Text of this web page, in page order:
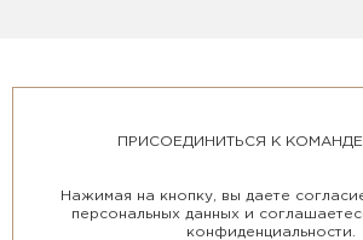
ПРИСОЕДИНИТЬСЯ К КОМАНДЕ
Нажимая на кнопку, вы даете
персональных данных и
конфиденциальности.